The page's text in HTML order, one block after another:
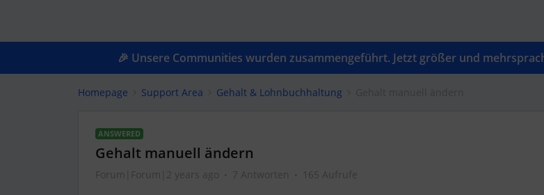
🎉 Unsere Communities wurden zusammengeführt. Jetzt größer und
Homepage Support Area Gehalt & Lohnbuchhaltung
ANSWERED
Gehalt manuell ändern
Forum|Forum|2 years ago 7 Antworten 165 Aufrufe